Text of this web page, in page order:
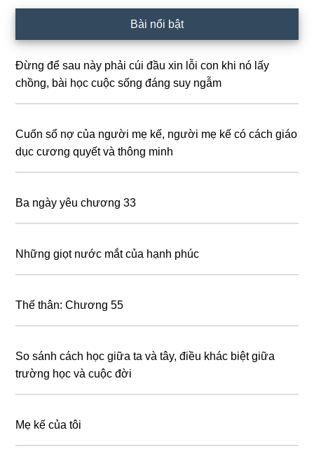
Sidebar
Bài nổi bật
Đừng để sau này phải cúi đầu xin lỗi con khi nó lấy
chồng, bài học cuộc sống đáng suy ngẫm
Cuốn sổ nợ của người mẹ kế, người mẹ kế có cách giáo
dục cương quyết và thông minh
Ba ngày yêu chương 33
Những giọt nước mắt của hạnh phúc
Thế thân: Chương 55
So sánh cách học giữa ta và tây, điều khác biệt giữa
trường học và cuộc đời
Mẹ kế của tôi